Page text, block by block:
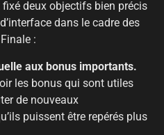
deux objectifs bien précis
dans le cadre des
:
aux bonus importants.
les bonus qui sont utiles
de nouveaux
puissent être repérés plus